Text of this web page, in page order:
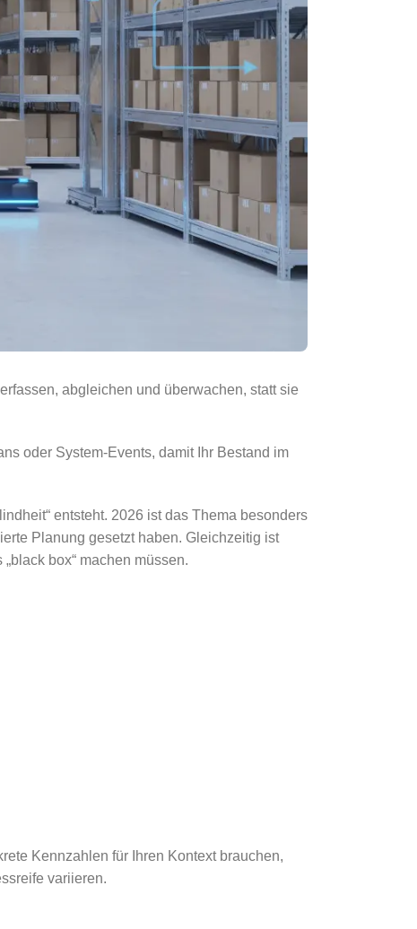
abgleichen und überwachen, statt sie
oder System-Events, damit Ihr Bestand im
entsteht. 2026 ist das Thema besonders
Planung gesetzt haben. Gleichzeitig ist
box“ machen müssen.
Kennzahlen für Ihren Kontext brauchen,
variieren.